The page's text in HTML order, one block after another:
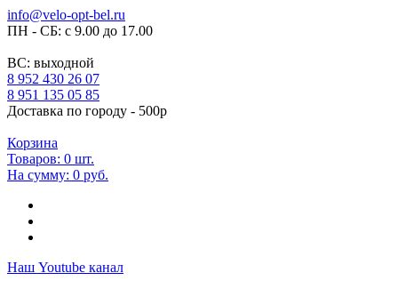
info@velo-opt-bel.ru
ПН - СБ: с 9.00 до 17.00
ВС: выходной
8 952 430 26 07
8 951 135 05 85
Доставка по городу - 500р
Корзина
Товаров: 0 шт.
На сумму: 0 руб.
Наш Youtube канал